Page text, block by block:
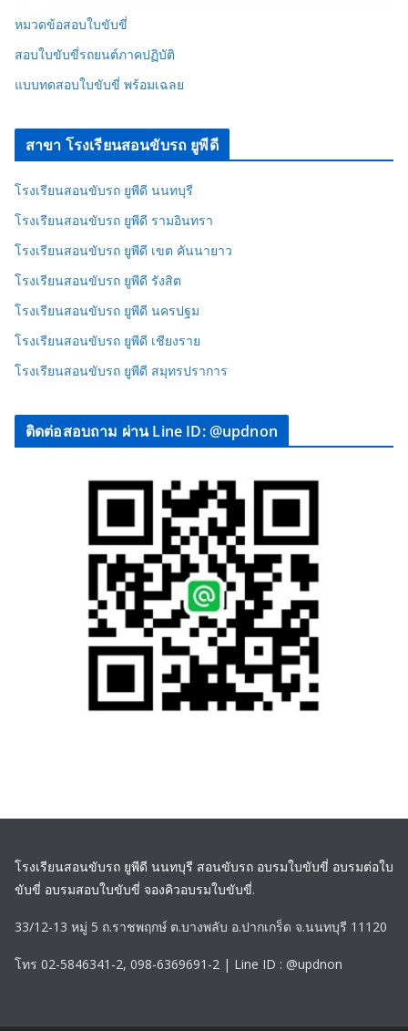
หมวดข้อสอบใบขับขี่
สอบใบขับขี่รถยนต์ภาคปฏิบัติ
แบบทดสอบใบขับขี่ พร้อมเฉลย
สาขา โรงเรียนสอนขับรถ ยูพีดี
โรงเรียนสอนขับรถ ยูพีดี นนทบุรี
โรงเรียนสอนขับรถ ยูพีดี รามอินทรา
โรงเรียนสอนขับรถ ยูพีดี เขต คันนายาว
โรงเรียนสอนขับรถ ยูพีดี รังสิต
โรงเรียนสอนขับรถ ยูพีดี นครปฐม
โรงเรียนสอนขับรถ ยูพีดี เชียงราย
โรงเรียนสอนขับรถ ยูพีดี สมุทรปราการ
ติดต่อสอบถาม ผ่าน Line ID: @updnon
โรงเรียนสอนขับรถ ยูพีดี นนทบุรี สอนขับรถ อบรมใบขับขี่ อบรมต่อใบ
ขับขี่ อบรมสอบใบขับขี่ จองคิวอบรมใบขับขี่.
33/12-13 หมู่ 5 ถ.ราชพฤกษ์ ต.บางพลับ อ.ปากเกร็ด จ.นนทบุรี 11120
โทร 02-5846341-2, 098-6369691-2 | Line ID : @updnon